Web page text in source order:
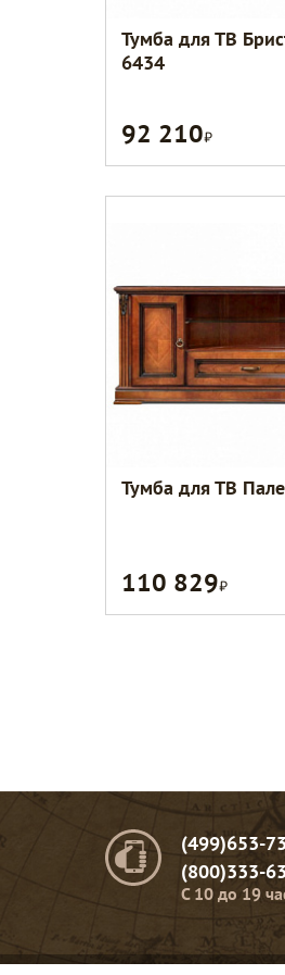
Тумба для ТВ
6434
92 210Р
Тумба для ТВ
110 829Р
(499)653-
(800)333-
C 10 до 19